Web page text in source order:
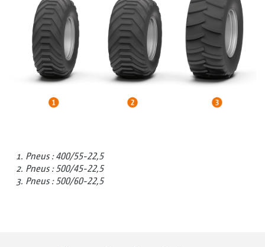
Pneus : 400/55-22,5
Pneus : 500/45-22,5
Pneus : 500/60-22,5